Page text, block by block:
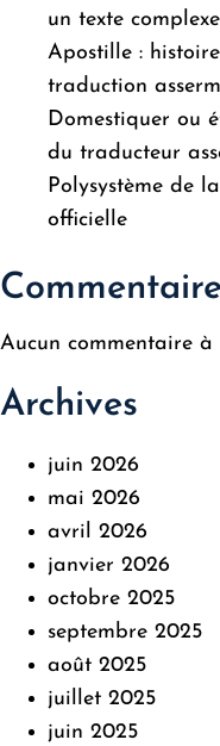
un texte complexe
Apostille :
traduction
Domestiquer ou
du traducteur
Polysystème de
officielle
Aucun commentaire à
Archives
juin 2026
mai 2026
avril 2026
janvier 2026
octobre 2025
septembre 2025
août 2025
juillet 2025
juin 2025